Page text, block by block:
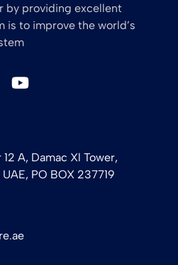
by providing excellent
is to improve the world’s
A, Damac Xl Tower,
PO BOX 237719